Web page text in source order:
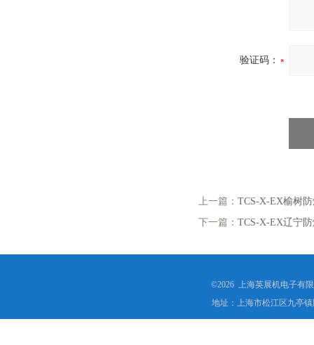
验证码：
上一篇： TCS-X-EX榆树
下一篇： TCS-X-EX辽宁
©2026 上海英展机电子有
地址：上海市松江区九亭镇